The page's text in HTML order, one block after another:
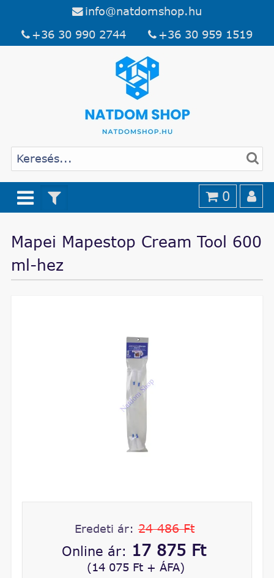
info@natdomshop.hu
+36 30 990 2744
+36 30 959 1519
0
Mapei Mapestop Cream Tool 600
ml-hez
Eredeti ár: 24 486 Ft
Online ár: 17 875 Ft
(14 075 Ft + ÁFA)